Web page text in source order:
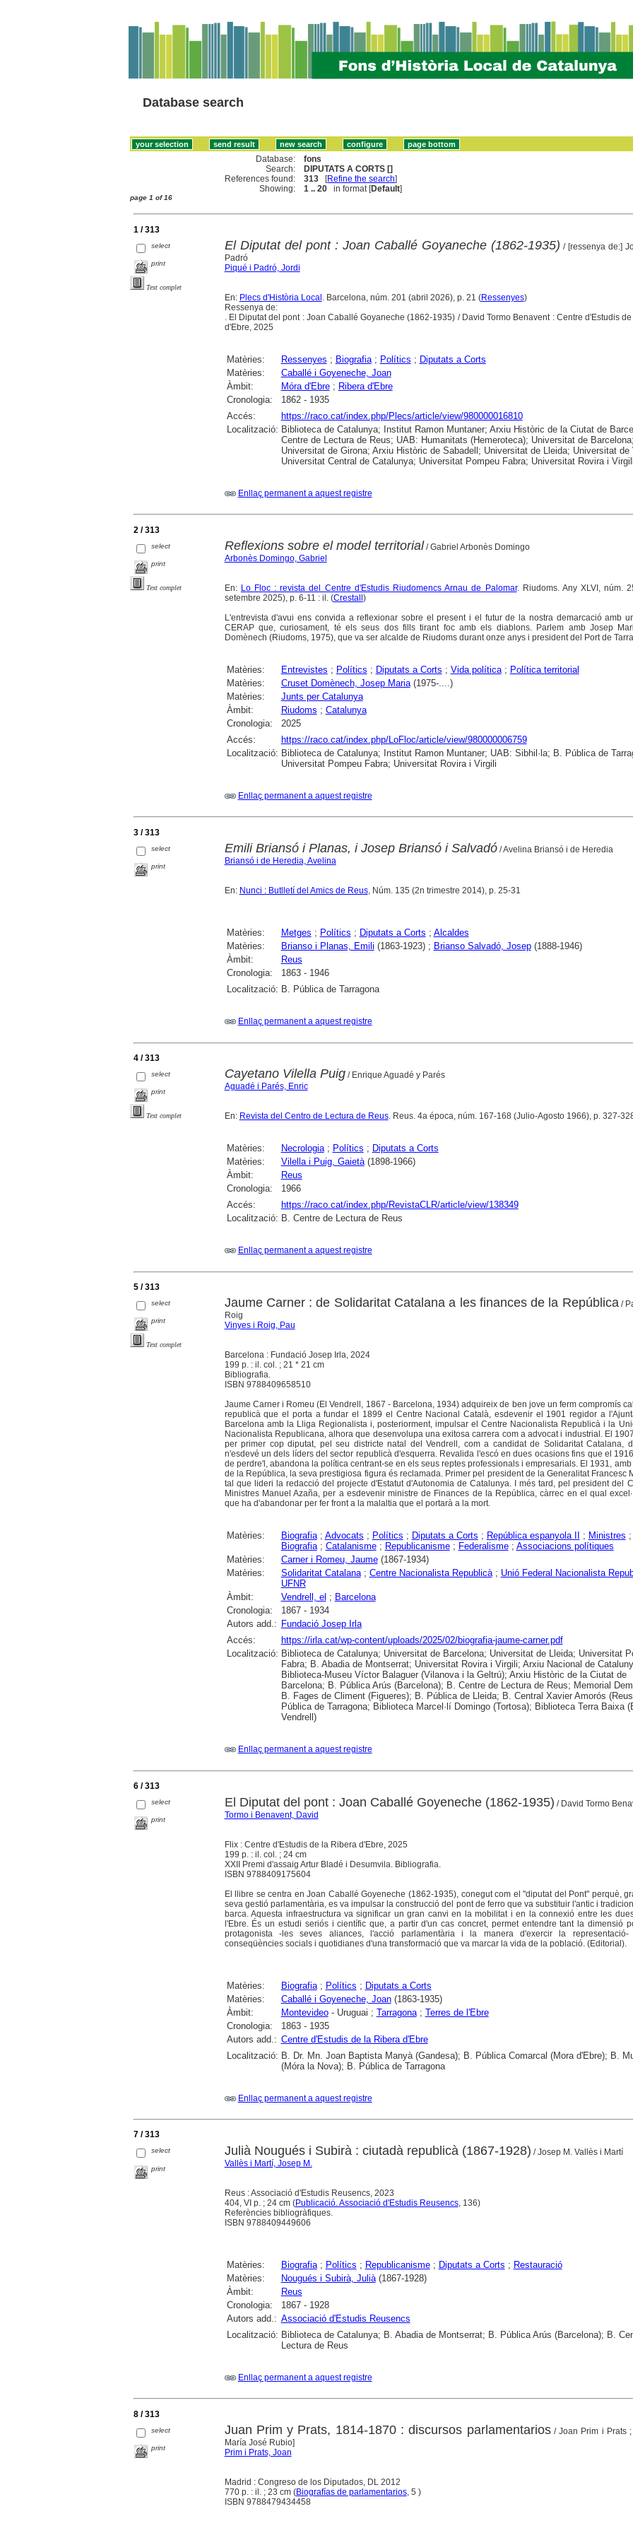
Database search
Database:
fons
Search:
DIPUTATS A CORTS []
References found:
313 [Refine the search]
Showing:
1 .. 20 in format [Default]
page 1 of 16
1 / 313
select
print
Text complet
El Diputat del pont : Joan Caballé Goyaneche (1862-1935) / [ressenya de:]
Padró
Piqué i Padró, Jordi
En: Plecs d'Història Local. Barcelona, núm. 201 (abril 2026), p. 21 (Ressenyes)
Ressenya de:
. El Diputat del pont : Joan Caballé Goyaneche (1862-1935) / David Tormo Benavent : Centre d'Estudis
d'Ebre, 2025
Matèries: Ressenyes ; Biografia; Polítics ; Diputats a Corts
Matèries:
Caballé i Goyeneche, Joan
Àmbit:
Móra d'Ebre; Ribera d'Ebre
Cronologia:
1862 - 1935
Accés:
https://raco.cat/index.php/Plecs/article/view/980000016810
Localització: Biblioteca de Catalunya; Institut Ramon Muntaner; Arxiu Històric de la Ciutat de
Centre de Lectura de Reus; UAB: Humanitats (Hemeroteca); Universitat de Barcelona;
Universitat de Girona; Arxiu Històric de Sabadell; Universitat de Lleida; Universitat de
Universitat Central de Catalunya; Universitat Pompeu Fabra; Universitat Rovira i Virgili
Enllaç permanent a aquest registre
2 / 313
select
print
Text complet
Reflexions sobre el model territorial/ Gabriel Arbonès Domingo
Arbonès Domingo, Gabriel
En: Lo Floc : revista del Centre d'Estudis Riudomencs Arnau de Palomar. Riudoms. Any XLVI, núm.
setembre 2025), p. 6-11 : il. (Crestall )
L'entrevista d'avui ens convida a reflexionar sobre el present i el futur de la nostra demarcació amb
CERAP que, curiosament, té els seus dos fills tirant foc amb els diablons. Parlem amb Josep
Domènech (Riudoms, 1975), que va ser alcalde de Riudoms durant onze anys i president del Port de
Matèries: Entrevistes ; Polítics ; Diputats a Corts ; Vida política; Política territorial
Matèries:
Cruset Domènech, Josep Maria(1975-....)
Matèries:
Junts per Catalunya
Àmbit:
Riudoms ; Catalunya
Cronologia:
2025
Accés:
https://raco.cat/index.php/LoFloc/article/view/980000006759
Localització: Biblioteca de Catalunya; Institut Ramon Muntaner; UAB: Sibhil·la; B. Pública de
Universitat Pompeu Fabra; Universitat Rovira i Virgili
Enllaç permanent a aquest registre
3 / 313
select
print
Emili Briansó i Planas, i Josep Briansó i Salvadó/ Avelina Briansó i de Heredia
Briansó i de Heredia, Avelina
En: Nunci : Butlletí del Amics de Reus, Núm. 135 (2n trimestre 2014), p. 25-31
Matèries: Metges ; Polítics ; Diputats a Corts ; Alcaldes
Matèries:
Brianso i Planas, Emili (1863-1923) ; Brianso Salvadó, Josep(1888-1946)
Àmbit:
Reus
Cronologia:
1863 - 1946
Localització: B. Pública de Tarragona
Enllaç permanent a aquest registre
4 / 313
select
print
Text complet
Cayetano Vilella Puig/ Enrique Aguadé y Parés
Aguadé i Parés, Enric
En: Revista del Centro de Lectura de Reus. Reus. 4a época, núm. 167-168 (Julio-Agosto 1966), p. 327-
Matèries: Necrologia; Polítics ; Diputats a Corts
Matèries:
Vilella i Puig, Gaietà(1898-1966)
Àmbit:
Reus
Cronologia:
1966
Accés:
https://raco.cat/index.php/RevistaCLR/article/view/138349
Localització: B. Centre de Lectura de Reus
Enllaç permanent a aquest registre
5 / 313
select
print
Text complet
Jaume Carner : de Solidaritat Catalana a les finances de la República/
Roig
Vinyes i Roig, Pau
Barcelona : Fundació Josep Irla, 2024
199 p. : il. col. ; 21 * 21 cm
Bibliografia.
ISBN 9788409658510
Jaume Carner i Romeu (El Vendrell, 1867 - Barcelona, 1934) adquireix de ben jove un ferm compromís
republicà que el porta a fundar el 1899 el Centre Nacional Català, esdevenir el 1901 regidor a
Barcelona amb la Lliga Regionalista i, posteriorment, impulsar el Centre Nacionalista Republicà i la
Nacionalista Republicana, alhora que desenvolupa una exitosa carrera com a advocat i industrial. El
per primer cop diputat, pel seu districte natal del Vendrell, com a candidat de Solidaritat Catalana,
n'esdevé un dels líders del sector republicà d'esquerra. Revalida l'escó en dues ocasions fins que el
de perdre'l, abandona la política centrant-se en els seus reptes professionals i empresarials. El 1931,
de la República, la seva prestigiosa figura és reclamada. Primer pel president de la Generalitat Francesc
tal que lideri la redacció del projecte d'Estatut d'Autonomia de Catalunya. I més tard, pel president del
Ministres Manuel Azaña, per a esdevenir ministre de Finances de la República, càrrec en el qual
que ha d'abandonar per fer front a la malaltia que el portarà a la mort.
Matèries: Biografia; Advocats ; Polítics ; Diputats a Corts ; República espanyola II ; Ministres ;
Biografia; Catalanisme; Republicanisme; Federalisme; Associacions polítiques
Matèries:
Carner i Romeu, Jaume(1867-1934)
Matèries:
Solidaritat Catalana; Centre Nacionalista Republicà; Unió Federal Nacionalista
UFNR
Àmbit:
Vendrell, el ; Barcelona
Cronologia:
1867 - 1934
Autors add.: Fundació Josep Irla
Accés:
https://irla.cat/wp-content/uploads/2025/02/biografia-jaume-carner.pdf
Localització: Biblioteca de Catalunya; Universitat de Barcelona; Universitat de Lleida; Universitat
Fabra; B. Abadia de Montserrat; Universitat Rovira i Virgili; Arxiu Nacional de
Biblioteca-Museu Víctor Balaguer (Vilanova i la Geltrú); Arxiu Històric de la Ciutat de
Barcelona; B. Pública Arús (Barcelona); B. Centre de Lectura de Reus; Memorial
B. Fages de Climent (Figueres); B. Pública de Lleida; B. Central Xavier Amorós
Pública de Tarragona; Biblioteca Marcel·lí Domingo (Tortosa); Biblioteca Terra Baixa
Vendrell)
Enllaç permanent a aquest registre
6 / 313
select
print
El Diputat del pont : Joan Caballé Goyeneche (1862-1935) / David Tormo
Tormo i Benavent, David
Flix : Centre d'Estudis de la Ribera d'Ebre, 2025
199 p. : il. col. ; 24 cm
XXII Premi d'assaig Artur Bladé i Desumvila. Bibliografia.
ISBN 9788409175604
El llibre se centra en Joan Caballé Goyeneche (1862-1935), conegut com el "diputat del Pont" perquè,
seva gestió parlamentària, es va impulsar la construcció del pont de ferro que va substituir l'antic i
barca. Aquesta infraestructura va significar un gran canvi en la mobilitat i en la connexió entre les
l'Ebre. És un estudi seriós i científic que, a partir d'un cas concret, permet entendre tant la dimensió
protagonista -les seves aliances, l'acció parlamentària i la manera d'exercir la
conseqüències socials i quotidianes d'una transformació que va marcar la vida de la població. (Editorial).
Matèries: Biografia; Polítics ; Diputats a Corts
Matèries:
Caballé i Goyeneche, Joan(1863-1935)
Àmbit:
Montevideo- Uruguai ; Tarragona; Terres de l'Ebre
Cronologia:
1863 - 1935
Autors add.: Centre d'Estudis de la Ribera d'Ebre
Localització: B. Dr. Mn. Joan Baptista Manyà (Gandesa); B. Pública Comarcal (Mora d'Ebre); B.
(Móra la Nova); B. Pública de Tarragona
Enllaç permanent a aquest registre
7 / 313
select
print
Julià Nougués i Subirà : ciutadà republicà (1867-1928) / Josep M. Vallès i Martí
Vallès i Martí, Josep M.
Reus : Associació d'Estudis Reusencs, 2023
404, VI p. ; 24 cm (Publicació. Associació d'Estudis Reusencs, 136)
Referències bibliogràfiques.
ISBN 9788409449606
Matèries: Biografia; Polítics ; Republicanisme; Diputats a Corts ; Restauració
Matèries:
Nougués i Subirà, Julià(1867-1928)
Àmbit:
Reus
Cronologia:
1867 - 1928
Autors add.: Associació d'Estudis Reusencs
Localització: Biblioteca de Catalunya; B. Abadia de Montserrat; B. Pública Arús (Barcelona); B.
Lectura de Reus
Enllaç permanent a aquest registre
8 / 313
select
print
Juan Prim y Prats, 1814-1870 : discursos parlamentarios/ Joan Prim i Prats ;
María José Rubio]
Prim i Prats, Joan
Madrid : Congreso de los Diputados, DL 2012
770 p. : il. ; 23 cm (Biografías de parlamentarios, 5 )
ISBN 9788479434458